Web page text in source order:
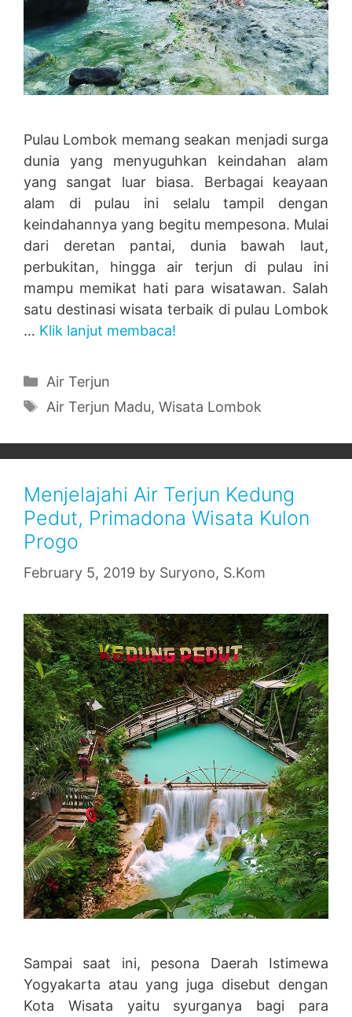
Pulau Lombok memang seakan menjadi surga
dunia yang menyuguhkan keindahan alam
yang sangat luar biasa. Berbagai keayaan
alam di pulau ini selalu tampil dengan
keindahannya yang begitu mempesona. Mulai
dari deretan pantai, dunia bawah laut,
perbukitan, hingga air terjun di pulau ini
mampu memikat hati para wisatawan. Salah
satu destinasi wisata terbaik di pulau Lombok
… Klik lanjut membaca!
Categories
Air Terjun
Tags
Air Terjun Madu, Wisata Lombok
Menjelajahi Air Terjun Kedung
Pedut, Primadona Wisata Kulon
Progo
February 5, 2019 by Suryono, S.Kom
Sampai saat ini, pesona Daerah Istimewa
Yogyakarta atau yang juga disebut dengan
Kota Wisata yaitu syurganya bagi para